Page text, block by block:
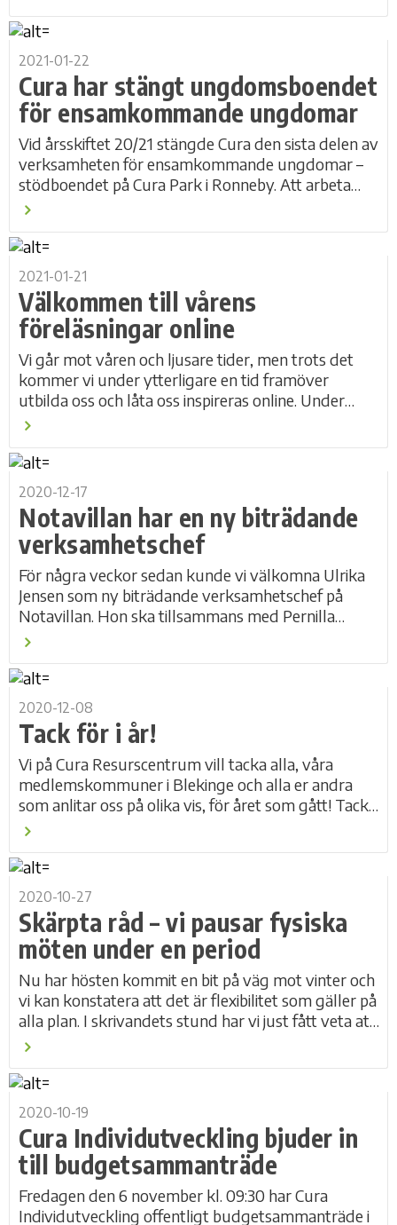
2021-01-22
Cura har stängt ungdomsboendet
för ensamkommande ungdomar
Vid årsskiftet 20/21 stängde Cura den sista delen av
verksamheten för ensamkommande ungdomar –
stödboendet på Cura Park i Ronneby. Att arbeta
med målgruppen ensamkommande barn och
2021-01-21
Välkommen till vårens
föreläsningar online
Vi går mot våren och ljusare tider, men trots det
kommer vi under ytterligare en tid framöver
utbilda oss och låta oss inspireras online. Under
våren erbjuder vi tre föreläsningar online:...
2020-12-17
Notavillan har en ny biträdande
verksamhetschef
För några veckor sedan kunde vi välkomna Ulrika
Jensen som ny biträdande verksamhetschef på
Notavillan. Hon ska tillsammans med Pernilla
Tillberg, verksamhetschef på Notavillan, driva vår...
2020-12-08
Tack för i år!
Vi på Cura Resurscentrum vill tacka alla, våra
medlemskommuner i Blekinge och alla er andra
som anlitar oss på olika vis, för året som gått! Tack!
Det har inte varit riktigt som vanligt, men vi...
2020-10-27
Skärpta råd – vi pausar fysiska
möten under en period
Nu har hösten kommit en bit på väg mot vinter och
vi kan konstatera att det är flexibilitet som gäller på
alla plan. I skrivandets stund har vi just fått veta att
nya skärpta regionala råd...
2020-10-19
Cura Individutveckling bjuder in
till budgetsammanträde
Fredagen den 6 november kl. 09:30 har Cura
Individutveckling offentligt budgetsammanträde i